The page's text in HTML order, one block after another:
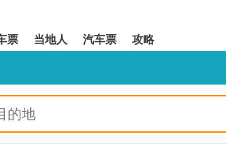
票 当地人 汽车票 攻略